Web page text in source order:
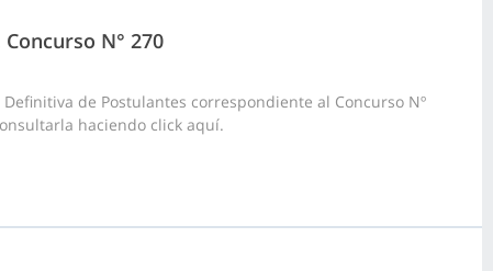
N° 270
de Postulantes correspondiente al Concurso Nº
haciendo click aquí.